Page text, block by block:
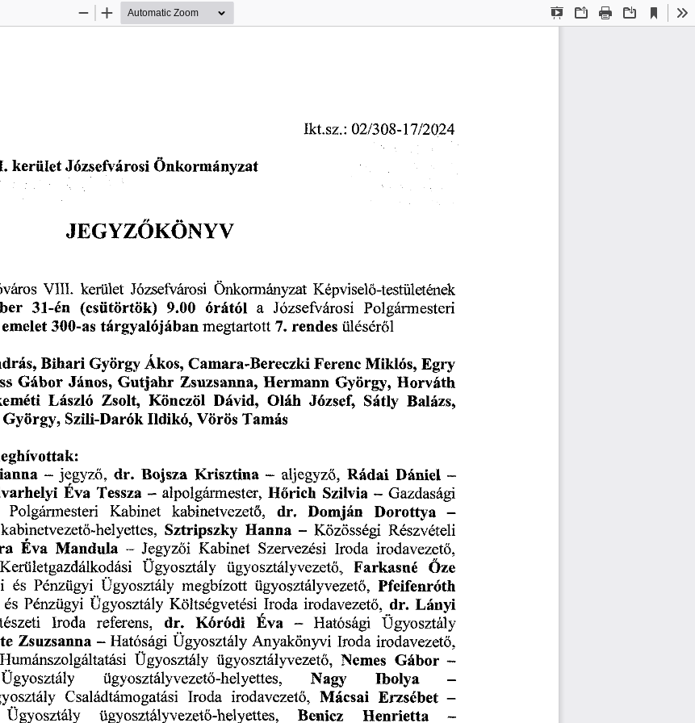
Presentation
OpenPrint Download
Current
View
Zoom
Zoom
Ikt.sz.: 02/308-17/2024
kerület Józsefvárosi Önkormányzat
JEGYZŐKÖNYV
Vili, kerület Józsefvárosi Önkormányzat Képviselő-testületének
31-én (csütörtök) 9.00 órától a Józsefvárosi Polgármesteri
emelet 300-as tárgyalójában megtartott 7. rendes üléséről
Bihari György Ákos, Camara-Bereczki Ferenc Miklós, Egry
Gábor János, Gutjahr Zsuzsanna, Hermann György, Horváth
László Zsolt, Könczöl Dávid, Oláh József, Sátly Balázs,
György, Szili-Darók Ildikó, Vörös Tamás
- jegyző, dr. Bojsza Krisztina - aljegyző, Rádai Dániel -
Éva Tessza - alpolgármester, Hőrich Szilvia - Gazdasági
Polgármesteri Kabinet kabinetvezető, dr. Dómján Dorottya
-
kabinetvezetö-helyettes, Sztripszky Hanna - Közösségi Részvételi
Éva Mandula - Jegyzői Kabinet Szervezési Iroda irodavezető,
Kerületgazdálkodási Ügyosztály ügyosztályvezető, Farkasné
Öze
és Pénzügyi Ügyosztály megbízott ügyosztályvezető, Pfeifenróth
és Pénzügyi Ügyosztály Költségvetési Iroda irodavezető, dr. Lányi
Iroda referens, dr. Kóródi Éva - Hatósági
Ügyosztály
Zsuzsanna - Hatósági Ügyosztály Anyakönyvi Iroda irodavezető,
Humánszolgáltatási Ügyosztály ügyosztályvezető, Nemes Gábor -
Ügyosztály ügyosztályvezető-helyettes, Nagy Ibolya
-
Családtámogatási Iroda irodavezető, Mácsai Erzsébet -
Ügyosztály ügyosztályvezető-helyettes, Benicz Henrietta -